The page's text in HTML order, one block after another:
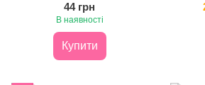
44 грн
В наявності
Купити